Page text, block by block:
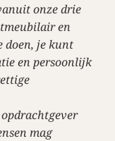
onze drie
en
doen, je kunt
en persoonlijk
mag